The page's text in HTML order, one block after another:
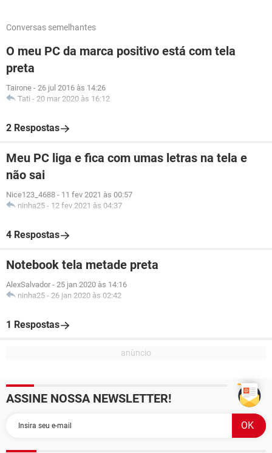
Conversas semelhantes
O meu PC da marca positivo está com tela
preta
Tairone - 26 jul 2016 às 14:26
Tati - 20 mar 2020 às 16:12
2 Respostas
Meu PC liga e fica com umas letras na tela e
não sai
Nice123_4688 - 11 fev 2021 às 00:57
ninha25 - 12 fev 2021 às 04:37
4 Respostas
Notebook tela metade preta
AlexSalvador - 25 jan 2020 às 14:16
ninha25 - 26 jan 2020 às 02:42
1 Respostas
ASSINE NOSSA NEWSLETTER!